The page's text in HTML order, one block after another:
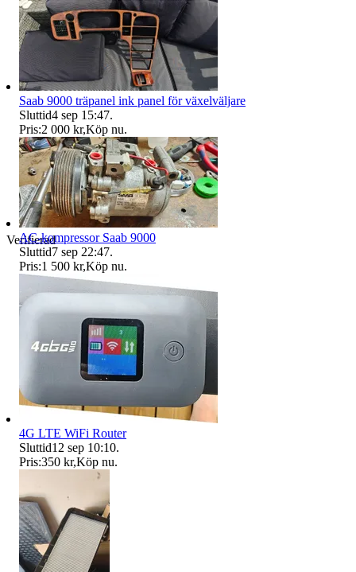
Verifierad
Saab 9000 träpanel ink panel för växelväljare
Sluttid4 sep 15:47.
Pris:2 000 kr,Köp nu.
AC-kompressor Saab 9000
Sluttid7 sep 22:47.
Pris:1 500 kr,Köp nu.
4G LTE WiFi Router
Sluttid12 sep 10:10.
Pris:350 kr,Köp nu.